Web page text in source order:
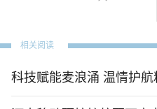
相关阅读
科技赋能麦浪涌 温情护航